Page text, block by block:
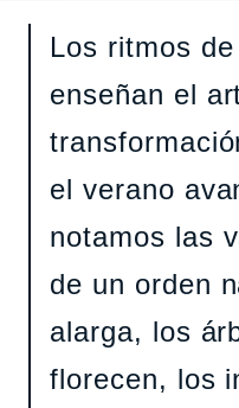
Los ritmos
enseñan el
el verano
notamos las
de un orden
alarga, los
florecen, los